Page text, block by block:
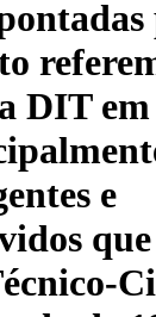
DIT em
e